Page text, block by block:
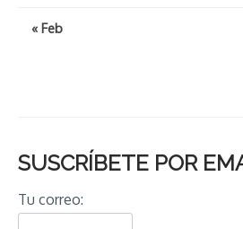
« Feb
SUSCRÍBETE POR
Tu correo: